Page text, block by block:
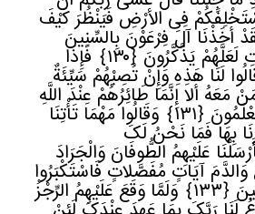
فِی الأرْضِ فَیَنْظُرَ کَیْفَ
أَخَذْنَا آلَ فِرْعَوْنَ بِالسِّنِینَ
لَعَلَّهُمْ یَذَّکَّرُونَ﴿١٣٠﴾ فَإِذَا
لَنَا هَذِهِ وَإِنْ تُصِبْهُمْ سَیِّئَةٌ
مَعَهُ أَلا إِنَّمَا طَائِرُهُمْ عِنْدَ اللَّهِ
﴿١٣١﴾ وَقَالُوا مَهْمَا تَأْتِنَا
بِهَا فَمَا نَحْنُ لَکَ
عَلَیْهِمُ الطُّوفَانَ وَالْجَرَادَ
آیَاتٍ مُفَصَّلاتٍ فَاسْتَکْبَرُوا
﴿١٣٣﴾ وَلَمَّا وَقَعَ عَلَیْهِمُ الرِّجْزُ